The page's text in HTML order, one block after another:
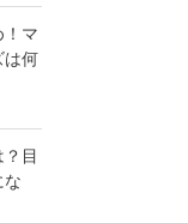
！マ
は何
目
な